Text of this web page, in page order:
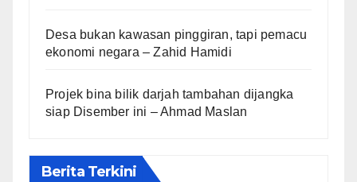
Desa bukan kawasan pinggiran, tapi pemacu
ekonomi negara – Zahid Hamidi
Projek bina bilik darjah tambahan dijangka
siap Disember ini – Ahmad Maslan
Berita Terkini